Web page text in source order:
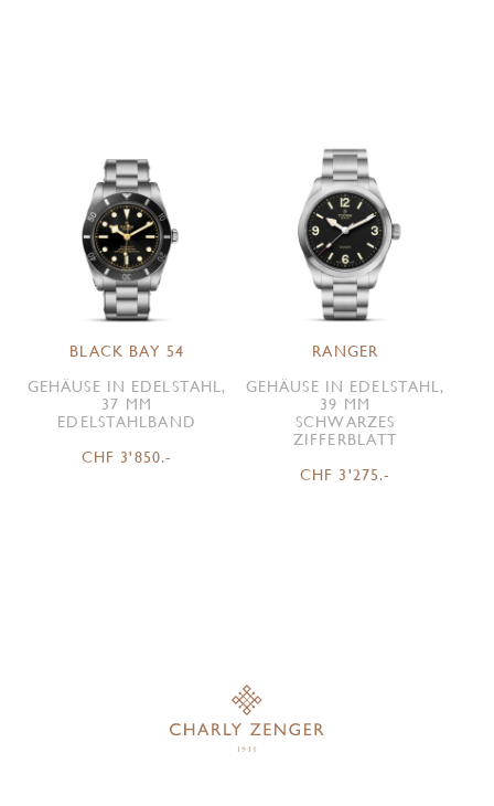
BLACK BAY 54
GEHÄUSE IN EDELSTAHL,
37 MM
EDELSTAHLBAND
CHF 3'850.-
RANGER
GEHÄUSE IN EDELSTAHL,
39 MM
SCHWARZES
ZIFFERBLATT
CHF 3'275.-